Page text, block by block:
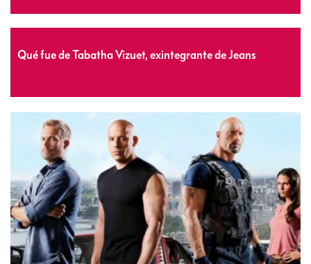
Qué fue de Tabatha Vizuet, exintegrante de Jeans